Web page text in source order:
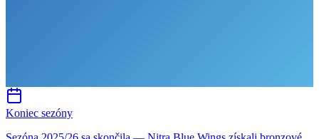
Koniec sezóny